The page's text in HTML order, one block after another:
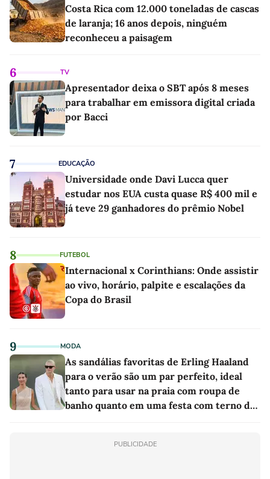
Costa Rica com 12.000 toneladas de cascas
de laranja; 16 anos depois, ninguém
reconheceu a paisagem
6 TV
Apresentador deixa o SBT após 8 meses
para trabalhar em emissora digital criada
por Bacci
7 EDUCAÇÃO
Universidade onde Davi Lucca quer
estudar nos EUA custa quase R$ 400 mil e
já teve 29 ganhadores do prêmio Nobel
8 FUTEBOL
Internacional x Corinthians: Onde assistir
ao vivo, horário, palpite e escalações da
Copa do Brasil
9 MODA
As sandálias favoritas de Erling Haaland
para o verão são um par perfeito, ideal
tanto para usar na praia com roupa de
banho quanto em uma festa com terno de
PUBLICIDADE